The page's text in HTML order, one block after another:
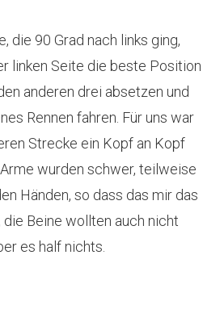
die 90 Grad nach links ging,
linken Seite die beste Position
anderen drei absetzen und
Rennen fahren. Für uns war
Strecke ein Kopf an Kopf
wurden schwer, teilweise
Händen, so dass das mir das
Beine wollten auch nicht
es half nichts.